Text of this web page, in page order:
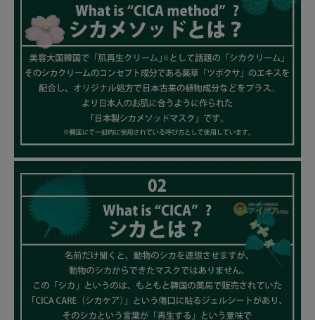
ファッション
アウトドア・トラベル
インテリア
お悩み解決コラム
INFORMATION
ご利用ガイド
プライバシーポリシー